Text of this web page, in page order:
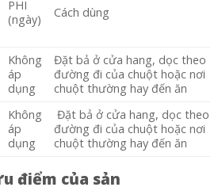
PHI
(ngày)
Cách dùng
Không
áp
dụng
Đặt bả ở cửa hang, dọc theo
đường đi của chuột hoặc nơi
chuột thường hay đến ăn
Không
áp
dụng
Đặt bả ở cửa hang, dọc theo
đường đi của chuột hoặc nơi
chuột thường hay đến ăn
điểm của sản